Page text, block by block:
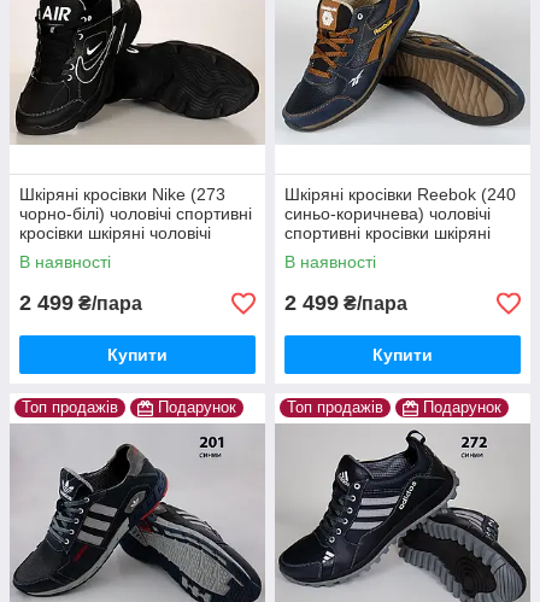
Шкіряні кросівки Nike (273
чорно-білі) чоловічі спортивні
кросівки шкіряні чоловічі
В наявності
2 499 ₴/пара
Купити
Шкіряні кросівки Reebok (240
синьо-коричнева) чоловічі
спортивні кросівки шкіряні
чоловічі
В наявності
2 499 ₴/пара
Купити
Топ продажів Подарунок Топ продажів Подарунок